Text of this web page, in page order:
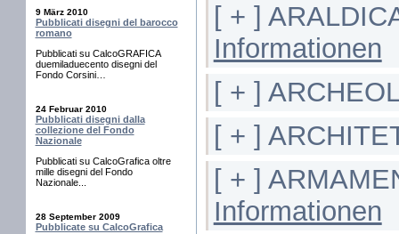
9 März 2010
Pubblicati disegni del barocco
romano
Pubblicati su CalcoGRAFICA
duemiladuecento disegni del
Fondo Corsini…
24 Februar 2010
Pubblicati disegni dalla
collezione del Fondo
Nazionale
Pubblicati su CalcoGrafica oltre
mille disegni del Fondo
Nazionale...
28 September 2009
Pubblicate su CalcoGrafica
[ + ]
Informationen
[ + ]
[ + ]
[ + ]
Informationen